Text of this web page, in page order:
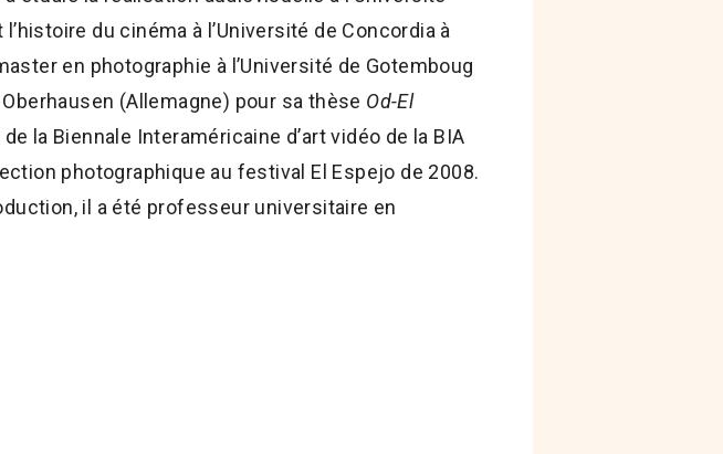
du cinéma à l’Université de Concordia à
en photographie à l’Université de Gotemboug
(Allemagne) pour sa thèse Od-El
la Biennale Interaméricaine d’art vidéo de la BIA
photographique au festival El Espejo de 2008.
il a été professeur universitaire en